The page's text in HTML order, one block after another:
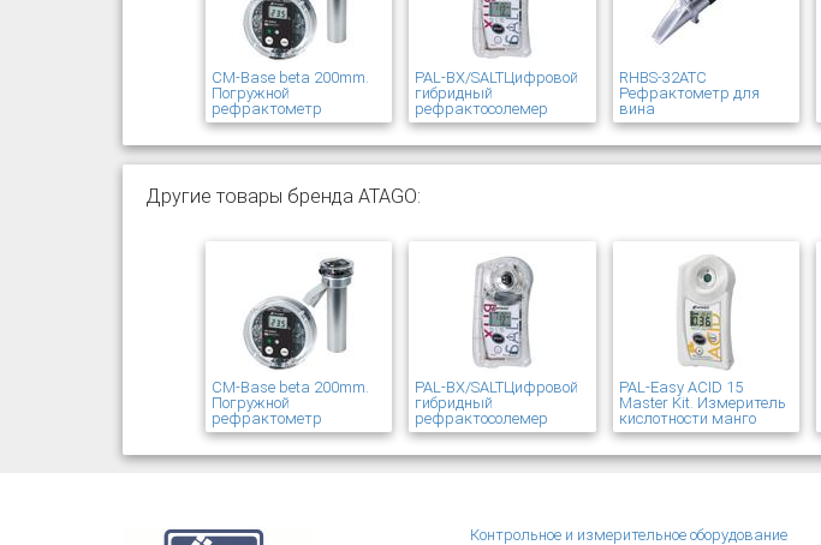
CM-Base beta 200mm.
Погружной
рефрактометр
PAL-BX/SALTЦифровой
гибридный
рефрактосолемер
RHBS-32ATC
Рефрактометр для
вина
Другие товары бренда ATAGO:
CM-Base beta 200mm.
Погружной
рефрактометр
PAL-BX/SALTЦифровой
гибридный
рефрактосолемер
PAL-Easy ACID 15
Master Kit. Измеритель
кислотности манго
Контрольное и измерительное оборудование